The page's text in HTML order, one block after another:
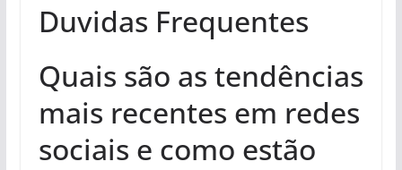
Duvidas Frequentes
Quais são as tendências
mais recentes em redes
sociais e como estão